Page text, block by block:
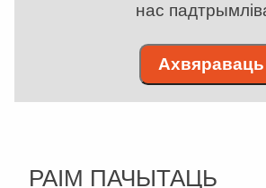
нас
Ахвяраваць
РАІМ ПАЧЫТАЦЬ